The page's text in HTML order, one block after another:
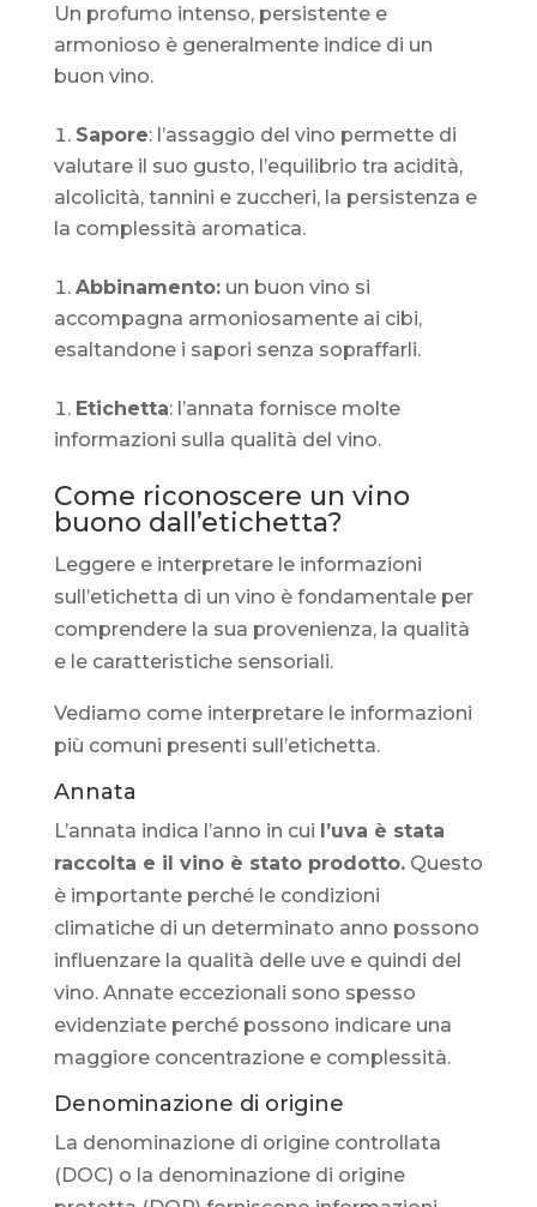
Un profumo intenso, persistente e
armonioso è generalmente indice di un
buon vino.
Sapore: l’assaggio del vino permette di
valutare il suo gusto, l’equilibrio tra acidità,
alcolicità, tannini e zuccheri, la persistenza e
la complessità aromatica.
Abbinamento:un buon vino si
accompagna armoniosamente ai cibi,
esaltandone i sapori senza sopraffarli.
Etichetta: l’annata fornisce molte
informazioni sulla qualità del vino.
Come riconoscere un vino
buono dall’etichetta?
Leggere e interpretare le informazioni
sull’etichetta di un vino è fondamentale per
comprendere la sua provenienza, la qualità
e le caratteristiche sensoriali.
Vediamo come interpretare le informazioni
più comuni presenti sull’etichetta.
Annata
L’annata indica l’anno in cui l’uva è stata
raccolta e il vino è stato prodotto.Questo
è importante perché le condizioni
climatiche di un determinato anno possono
influenzare la qualità delle uve e quindi del
vino. Annate eccezionali sono spesso
evidenziate perché possono indicare una
maggiore concentrazione e complessità.
Denominazione di origine
La denominazione di origine controllata
(DOC) o la denominazione di origine